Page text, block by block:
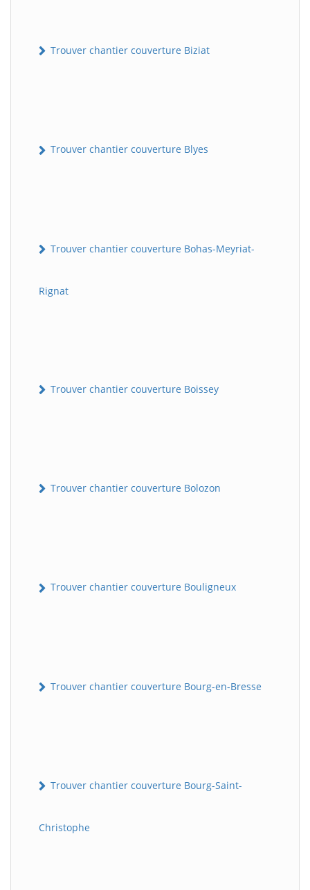
Trouver chantier couverture Biziat
Trouver chantier couverture Blyes
Trouver chantier couverture Bohas-Meyriat-
Rignat
Trouver chantier couverture Boissey
Trouver chantier couverture Bolozon
Trouver chantier couverture Bouligneux
Trouver chantier couverture Bourg-en-Bresse
Trouver chantier couverture Bourg-Saint-
Christophe